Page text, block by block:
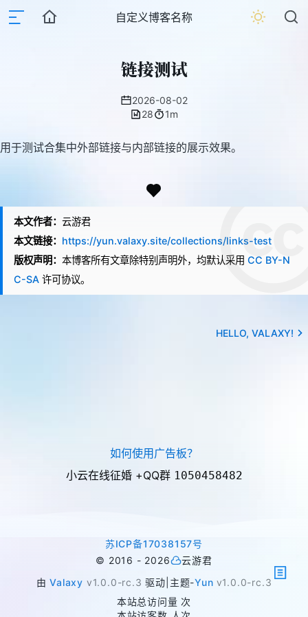
自定义博客名称
链接测试
2026-08-02
28
1m
用于测试合集中外部链接与内部链接的展示效果。
本文作者： 云游君
本文链接： https://yun.valaxy.site/collections/links-test
版权声明： 本博客所有文章除特别声明外，均默认采用 CC BY-N
C-SA 许可协议。
HELLO, VALAXY!
如何使用广告板？
小云在线征婚 +QQ群 1050458482
苏ICP备17038157号
© 2016 - 2026
云游君
由Valaxy v1.0.0-rc.3 驱动 主题-Yun v1.0.0-rc.3
本站总访问量 次